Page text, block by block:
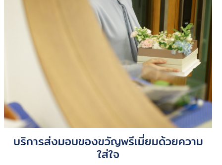
บริการส่งมอบของขวัญพรีเมี่ยมด้วยความ
ใส่ใจ